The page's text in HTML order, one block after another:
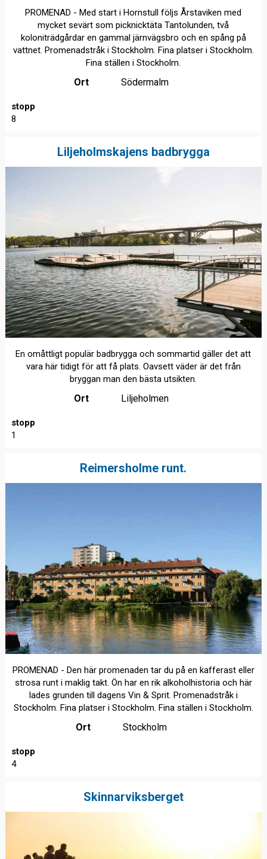
PROMENAD - Med start i Hornstull följs Årstaviken med
mycket sevärt som picknicktäta Tantolunden, två
koloniträdgårdar en gammal järnvägsbro och en spång på
vattnet. Promenadstråk i Stockholm. Fina platser i Stockholm.
Fina ställen i Stockholm.
Ort Södermalm
stopp
8
Liljeholmskajens badbrygga
En omåttligt populär badbrygga och sommartid gäller det att
vara här tidigt för att få plats. Oavsett väder är det från
bryggan man den bästa utsikten.
Ort Liljeholmen
stopp
1
Reimersholme runt.
PROMENAD - Den här promenaden tar du på en kafferast eller
strosa runt i maklig takt. Ön har en rik alkoholhistoria och här
lades grunden till dagens Vin & Sprit. Promenadstråk i
Stockholm. Fina platser i Stockholm. Fina ställen i Stockholm.
Ort Stockholm
stopp
4
Skinnarviksberget